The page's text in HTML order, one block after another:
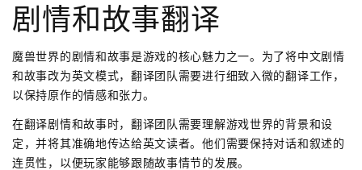
剧情和故事翻译
魔兽世界的剧情和故事是游戏的核心魅力之一。为了将中文剧情
和故事改为英文模式，翻译团队需要进行细致入微的翻译工作，
以保持原作的情感和张力。
在翻译剧情和故事时，翻译团队需要理解游戏世界的背景和设
定，并将其准确地传达给英文读者。他们需要保持对话和叙述的
连贯性，以便玩家能够跟随故事情节的发展。